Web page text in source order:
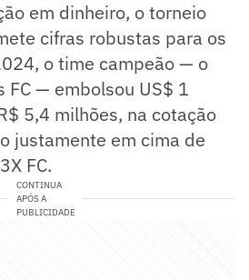
em dinheiro, o torneio
cifras robustas para os
o time campeão — o
FC — embolsou US$ 1
5,4 milhões, na cotação
justamente em cima de
FC.
CONTINUA
APÓS A
PUBLICIDADE